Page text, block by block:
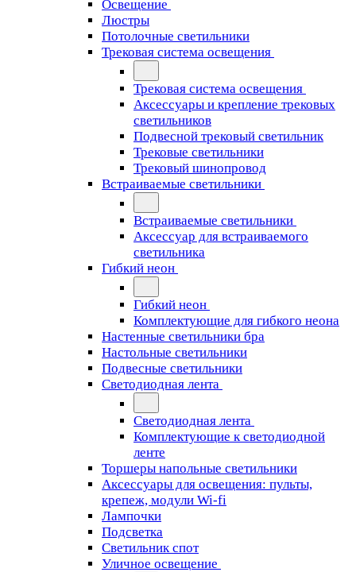
Освещение
Люстры
Потолочные светильники
Трековая система освещения
Трековая система освещения
Аксессуары и крепление трековых
светильников
Подвесной трековый светильник
Трековые светильники
Трековый шинопровод
Встраиваемые светильники
Встраиваемые светильники
Аксессуар для встраиваемого
светильника
Гибкий неон
Гибкий неон
Комплектующие для гибкого неона
Настенные светильники бра
Настольные светильники
Подвесные светильники
Светодиодная лента
Светодиодная лента
Комплектующие к светодиодной
ленте
Торшеры напольные светильники
Аксессуары для освещения: пульты,
крепеж, модули Wi-fi
Лампочки
Подсветка
Светильник спот
Уличное освещение